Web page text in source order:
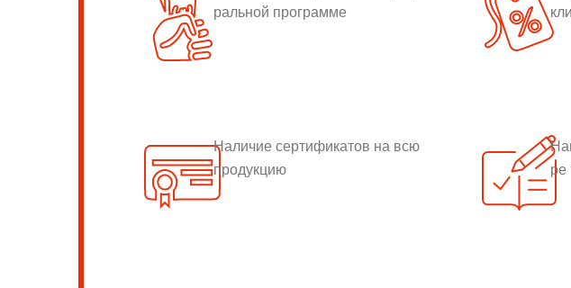
ральной программе
Наличие сертификатов на всю
продукцию